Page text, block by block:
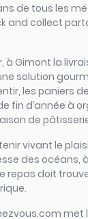
de tous les
and collect
Gimont la
solution
les paniers
fin d’année à
de
vivant le
des océans,
repas doit